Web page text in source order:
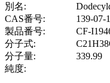
別名:
CAS番号:
139-07-1
製品番号:
CF-
分子式:
分子量:
339.99
純度: